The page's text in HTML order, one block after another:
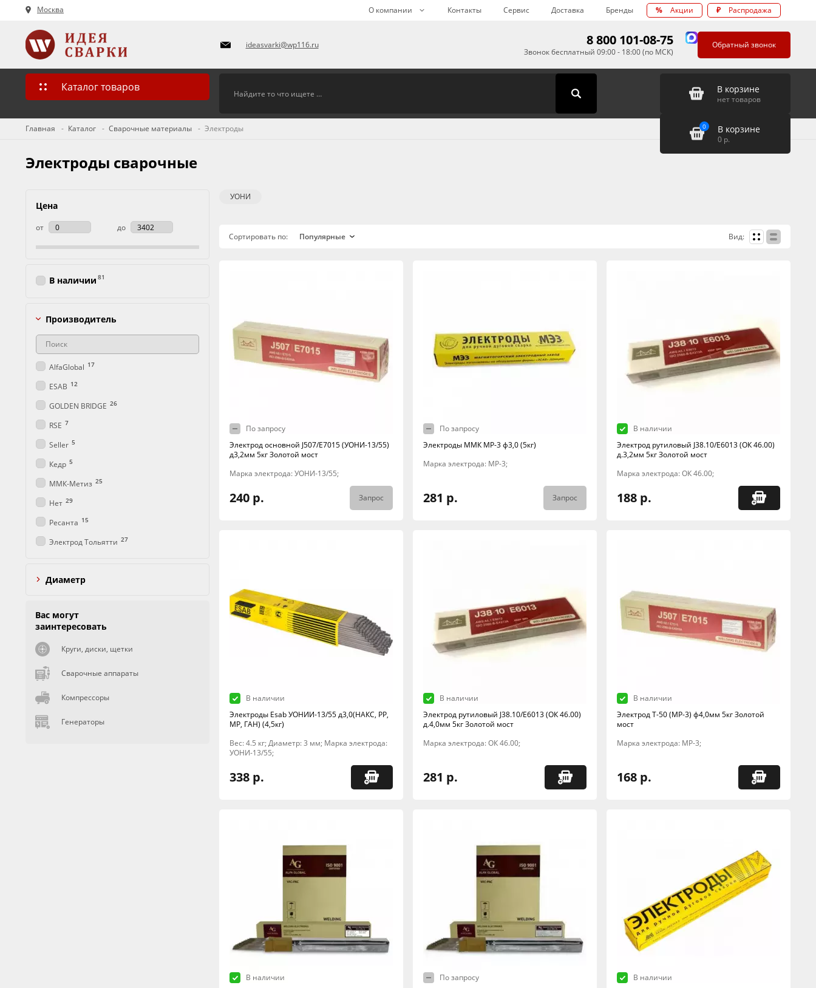
Москва О компании Контакты Сервис Доставка Бренды % Акции ₽ Распродажа
ideasvarki@wp116.ru 8 800 101-08-75
Звонок бесплатный 09:00 - 18:00 (по МСК)
Обратный звонок
Каталог товаров В корзине
нет товаров
0 В корзине
0 р.
Главная Каталог Сварочные материалы Электроды
Электроды сварочные
УОНИ
Сортировать по: Вид:
По запросу
Электрод основной J507/E7015 (УОНИ-13/55)
д3,2мм 5кг Золотой мост
Марка электрода: УОНИ-13/55;
240 р. Запрос
По запросу
Электроды ММК МР-3 ф3,0 (5кг)
Марка электрода: МР-3;
281 р. Запрос
В наличии
Электрод рутиловый J38.10/E6013 (ОК 46.00)
д.3,2мм 5кг Золотой мост
Марка электрода: ОК 46.00;
188 р.
В наличии
Электроды Esab УОНИИ-13/55 д3,0(НАКС, РР,
МР, ГАН) (4,5кг)
Вес: 4.5 кг; Диаметр: 3 мм; Марка электрода:
УОНИ-13/55;
338 р.
В наличии
Электрод рутиловый J38.10/E6013 (ОК 46.00)
д.4,0мм 5кг Золотой мост
Марка электрода: ОК 46.00;
281 р.
В наличии
Электрод Т-50 (МР-3) ф4,0мм 5кг Золотой
мост
Марка электрода: МР-3;
168 р.
В наличии
По запросу
В наличии
Цена
от до
В наличии 81
Производитель
AlfaGlobal 17
ESAB 12
GOLDEN BRIDGE 26
RSE 7
Seller 5
Кедр 5
ММК-Метиз 25
Нет 29
Ресанта 15
Электрод Тольятти 27
Диаметр
Вас могут
заинтересовать
Круги, диски, щетки
Сварочные аппараты
Компрессоры
Генераторы